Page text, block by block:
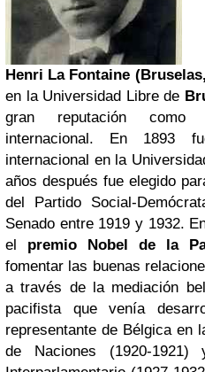
Henri La Fontaine
en la Universidad Libre de
gran reputación como
internacional. En 1893
internacional en la
años después fue elegido
del Partido Social-
Senado entre 1919 y 1932.
el premio Nobel de la
fomentar las buenas
a través de la mediación
pacifista que venía
representante de Bélgica en
de Naciones (1920-